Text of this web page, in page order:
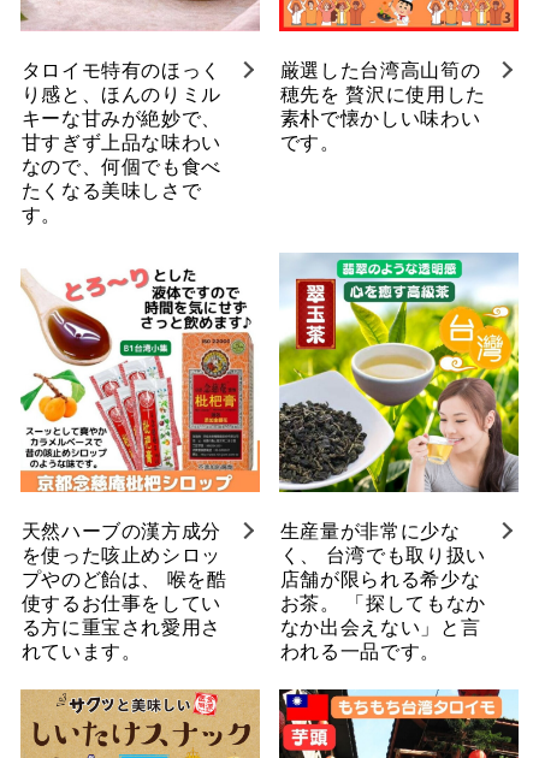
タロイモ特有のほっく
り感と、ほんのりミル
キーな甘みが絶妙で、
甘すぎず上品な味わい
なので、何個でも食べ
たくなる美味しさで
す。
厳選した台湾高山筍の
穂先を 贅沢に使用した
素朴で懐かしい味わい
です。
天然ハーブの漢方成分
を使った咳止めシロッ
プやのど飴は、 喉を酷
使するお仕事をしてい
る方に重宝され愛用さ
れています。
生産量が非常に少な
く、 台湾でも取り扱い
店舗が限られる希少な
お茶。 「探してもなか
なか出会えない」と言
われる一品です。